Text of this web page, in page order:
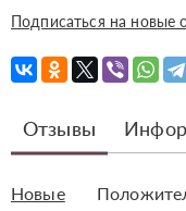
Подписаться на новые
Отзывы
Новые